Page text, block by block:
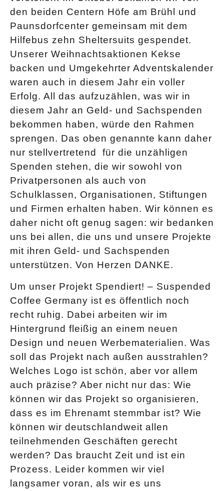
den beiden Centern Höfe am Brühl und
Paunsdorfcenter gemeinsam mit dem
Hilfebus zehn Sheltersuits gespendet.
Unserer Weihnachtsaktionen Kekse
backen und Umgekehrter Adventskalender
waren auch in diesem Jahr ein voller
Erfolg. All das aufzuzählen, was wir in
diesem Jahr an Geld- und Sachspenden
bekommen haben, würde den Rahmen
sprengen. Das oben genannte kann daher
nur stellvertretend für die unzähligen
Spenden stehen, die wir sowohl von
Privatpersonen als auch von
Schulklassen, Organisationen, Stiftungen
und Firmen erhalten haben. Wir können es
daher nicht oft genug sagen: wir bedanken
uns bei allen, die uns und unsere Projekte
mit ihren Geld- und Sachspenden
unterstützen. Von Herzen DANKE.
Um unser Projekt Spendiert! – Suspended
Coffee Germany ist es öffentlich noch
recht ruhig. Dabei arbeiten wir im
Hintergrund fleißig an einem neuen
Design und neuen Werbematerialien. Was
soll das Projekt nach außen ausstrahlen?
Welches Logo ist schön, aber vor allem
auch präzise? Aber nicht nur das: Wie
können wir das Projekt so organisieren,
dass es im Ehrenamt stemmbar ist? Wie
können wir deutschlandweit allen
teilnehmenden Geschäften gerecht
werden? Das braucht Zeit und ist ein
Prozess. Leider kommen wir viel
langsamer voran, als wir es uns